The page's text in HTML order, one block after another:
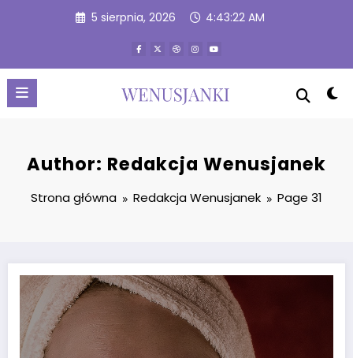
5 sierpnia, 2026 4:43:23 AM
Author: Redakcja Wenusjanek
Strona główna Redakcja Wenusjanek Page 31
Sennik: ukruszony ząb u siebie – znaczenie i interpretacja snu